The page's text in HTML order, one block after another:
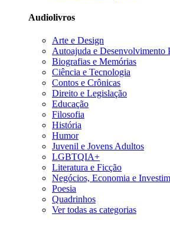
Audiolivros
Arte e Design
Autoajuda e Desenvolvimento
Biografias e Memórias
Ciência e Tecnologia
Contos e Crônicas
Direito e Legislação
Educação
Filosofia
História
Humor
Juvenil e Jovens Adultos
LGBTQIA+
Literatura e Ficção
Negócios, Economia e
Poesia
Quadrinhos
Ver todas as categorias